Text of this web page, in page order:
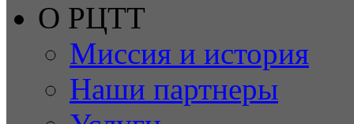
О РЦТТ
Миссия и история
Наши партнеры